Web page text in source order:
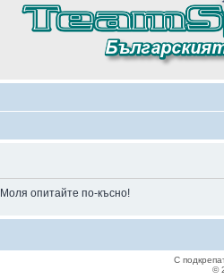
опитайте по-късно!
С
©